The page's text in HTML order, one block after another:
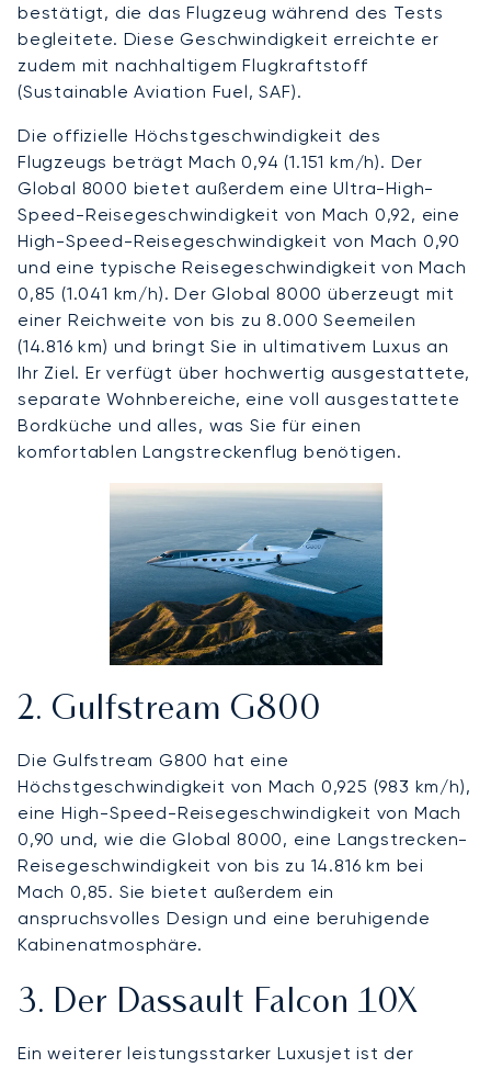
bestätigt, die das Flugzeug während des Tests
begleitete. Diese Geschwindigkeit erreichte er
zudem mit nachhaltigem Flugkraftstoff
(Sustainable Aviation Fuel, SAF).
Die offizielle Höchstgeschwindigkeit des
Flugzeugs beträgt Mach 0,94 (1.151 km/h). Der
Global 8000 bietet außerdem eine Ultra-High-
Speed-Reisegeschwindigkeit von Mach 0,92, eine
High-Speed-Reisegeschwindigkeit von Mach 0,90
und eine typische Reisegeschwindigkeit von Mach
0,85 (1.041 km/h). Der Global 8000 überzeugt mit
einer Reichweite von bis zu 8.000 Seemeilen
(14.816 km) und bringt Sie in ultimativem Luxus an
Ihr Ziel. Er verfügt über hochwertig ausgestattete,
separate Wohnbereiche, eine voll ausgestattete
Bordküche und alles, was Sie für einen
komfortablen Langstreckenflug benötigen.
2. Gulfstream G800
Die Gulfstream G800 hat eine
Höchstgeschwindigkeit von Mach 0,925 (983 km/h),
eine High-Speed-Reisegeschwindigkeit von Mach
0,90 und, wie die Global 8000, eine Langstrecken-
Reisegeschwindigkeit von bis zu 14.816 km bei
Mach 0,85. Sie bietet außerdem ein
anspruchsvolles Design und eine beruhigende
Kabinenatmosphäre.
3. Der Dassault Falcon 10X
Ein weiterer leistungsstarker Luxusjet ist der